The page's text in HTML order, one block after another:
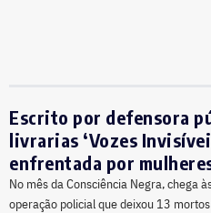
Escrito por defensora
livrarias ‘Vozes
enfrentada por
Complexo do Salgueiro,
No mês da Consciência Negra, chega
operação policial que deixou 13